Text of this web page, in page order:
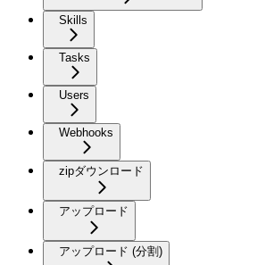
Skills
Tasks
Users
Webhooks
zipダウンロード
アップロード
アップロード (分割)